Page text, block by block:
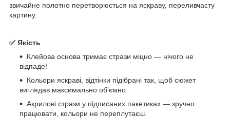
звичайне полотно перетворюється на яскраву, переливчасту
картину.
✅ Якість
Клейова основа тримає стрази міцно — нічого не
відпаде!
Кольори яскраві, відтінки підібрані так, щоб сюжет
виглядав максимально обʼємно.
Акрилові стрази у підписаних пакетиках — зручно
працювати, кольори не переплутаєш.